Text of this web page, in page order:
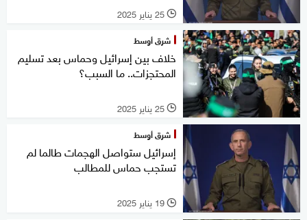
l 25 يناير 2025
شرق أوسط
خلاف بين إسرائيل وحماس بعد تسليم
المحتجزات.. ما السبب؟
l 25 يناير 2025
شرق أوسط
إسرائيل ستواصل الهجمات طالما لم
تستجب حماس للمطالب
l 19 يناير 2025